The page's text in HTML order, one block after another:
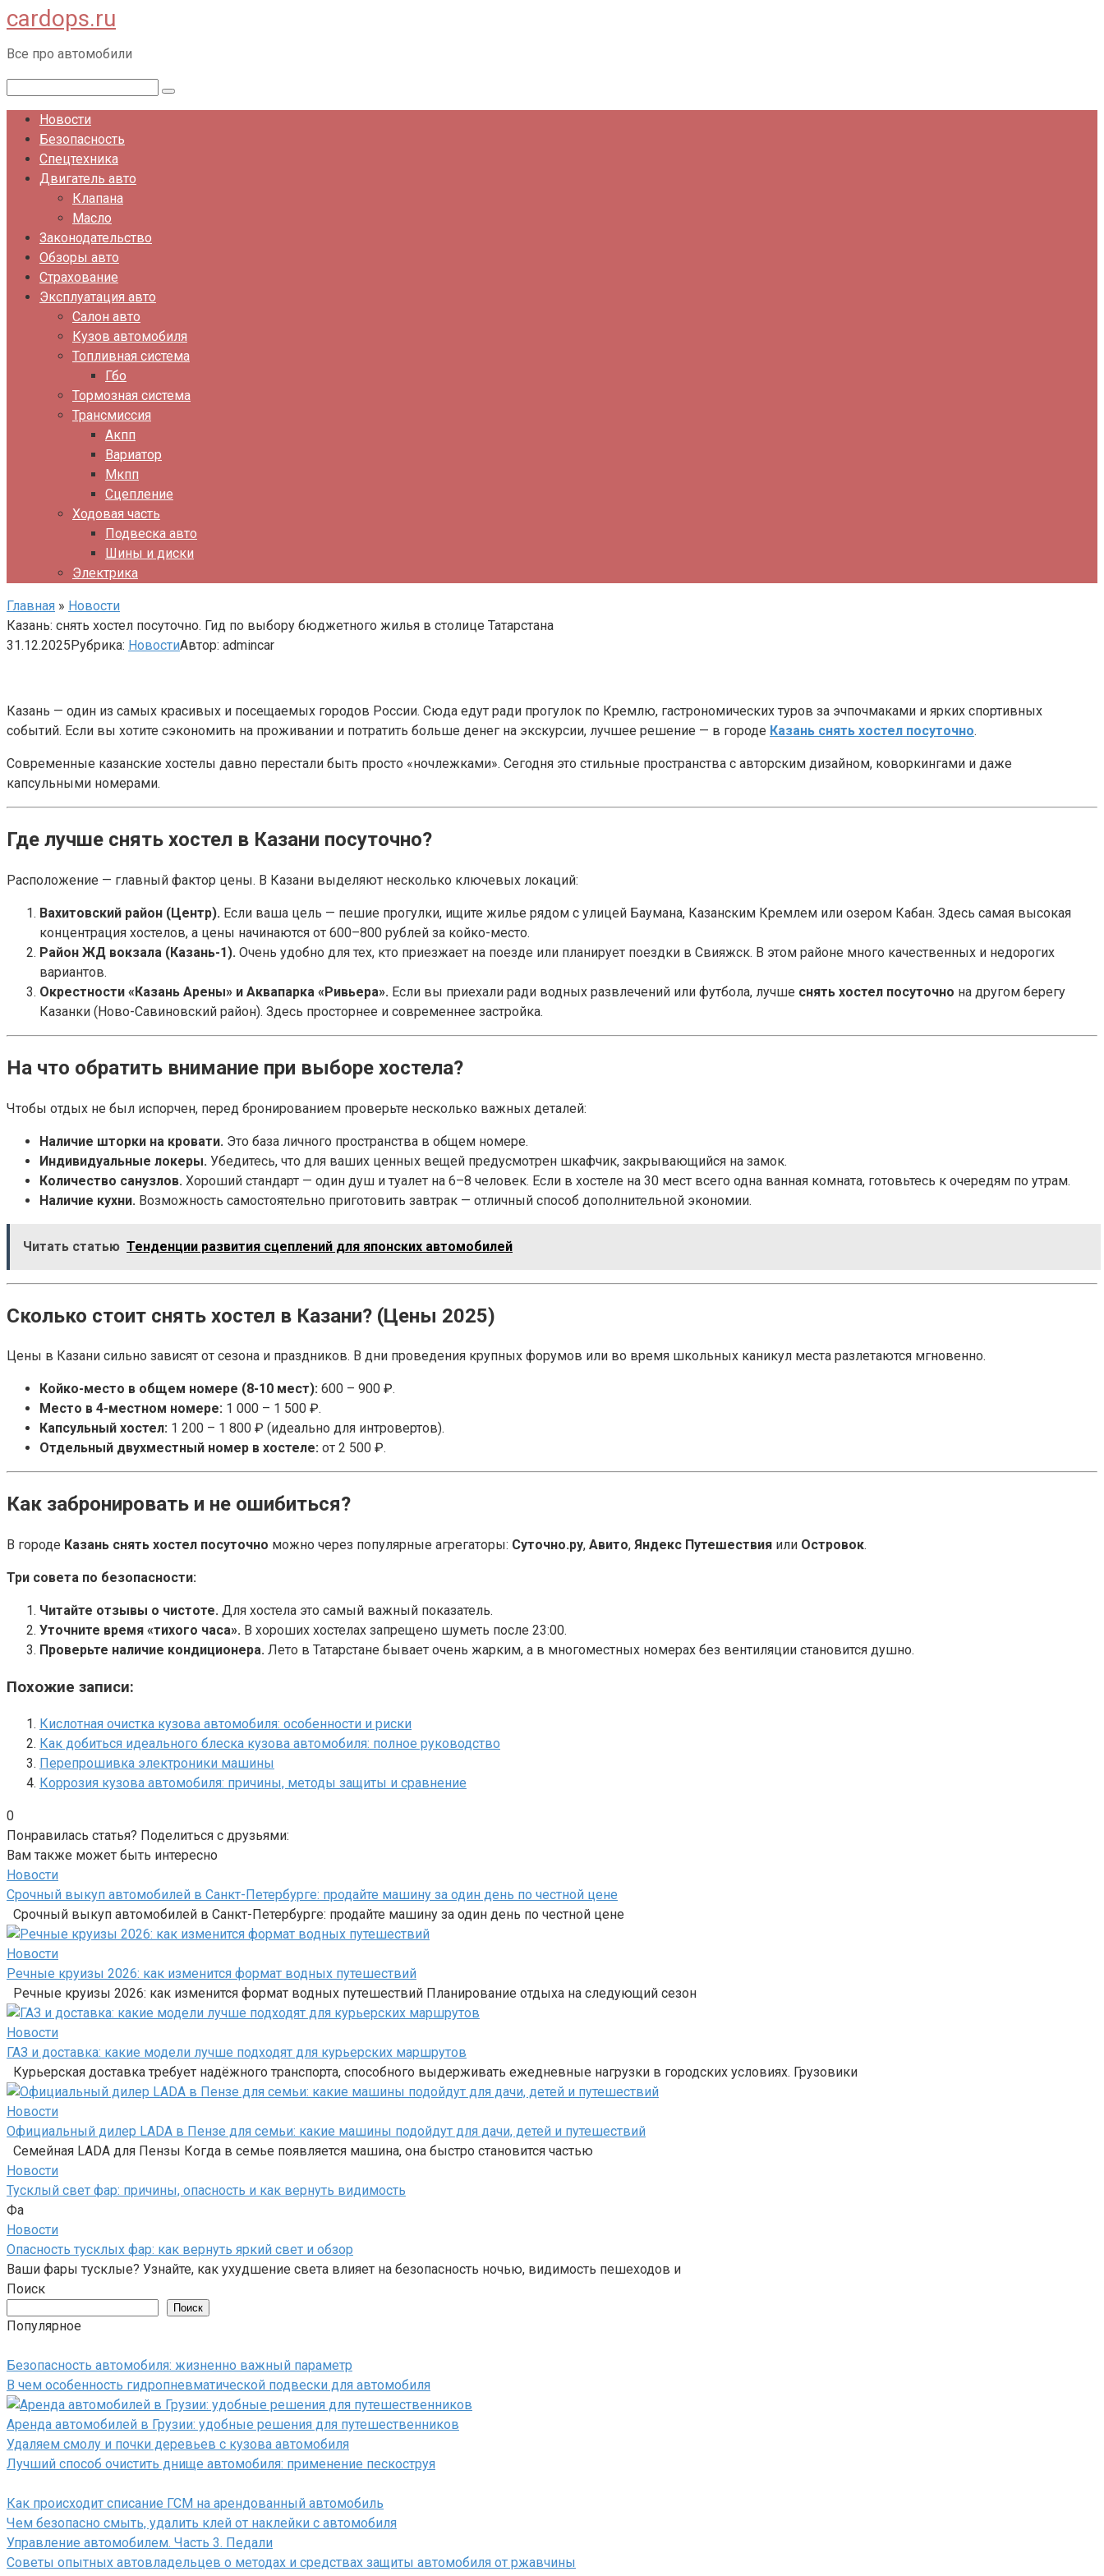
Перейти
к
контенту
cardops.ru
Все про автомобили
Новости
Безопасность
Спецтехника
Двигатель авто
Клапана
Масло
Законодательство
Обзоры авто
Страхование
Эксплуатация авто
Салон авто
Кузов автомобиля
Топливная система
Гбо
Тормозная система
Трансмиссия
Акпп
Вариатор
Мкпп
Сцепление
Ходовая часть
Подвеска авто
Шины и диски
Электрика
Главная » Новости
Казань: снять хостел посуточно. Гид по выбору бюджетного жилья в столице Татарстана
31.12.2025Рубрика: НовостиАвтор: admincar
Казань — один из самых красивых и посещаемых городов России. Сюда едут ради прогулок по Кремлю, гастрономических туров за эчпочмаками и ярких спортивных
событий. Если вы хотите сэкономить на проживании и потратить больше денег на экскурсии, лучшее решение — в городе Казань снять хостел посуточно.
Современные казанские хостелы давно перестали быть просто «ночлежками». Сегодня это стильные пространства с авторским дизайном, коворкингами и даже
капсульными номерами.
Где лучше снять хостел в Казани посуточно?
Расположение — главный фактор цены. В Казани выделяют несколько ключевых локаций:
Вахитовский район (Центр). Если ваша цель — пешие прогулки, ищите жилье рядом с улицей Баумана, Казанским Кремлем или озером Кабан. Здесь самая высокая
концентрация хостелов, а цены начинаются от 600–800 рублей за койко-место.
Район ЖД вокзала (Казань-1). Очень удобно для тех, кто приезжает на поезде или планирует поездки в Свияжск. В этом районе много качественных и недорогих
вариантов.
Окрестности «Казань Арены» и Аквапарка «Ривьера». Если вы приехали ради водных развлечений или футбола, лучше снять хостел посуточно на другом берегу
Казанки (Ново-Савиновский район). Здесь просторнее и современнее застройка.
На что обратить внимание при выборе хостела?
Чтобы отдых не был испорчен, перед бронированием проверьте несколько важных деталей:
Наличие шторки на кровати. Это база личного пространства в общем номере.
Индивидуальные локеры. Убедитесь, что для ваших ценных вещей предусмотрен шкафчик, закрывающийся на замок.
Количество санузлов. Хороший стандарт — один душ и туалет на 6–8 человек. Если в хостеле на 30 мест всего одна ванная комната, готовьтесь к очередям по утрам.
Наличие кухни. Возможность самостоятельно приготовить завтрак — отличный способ дополнительной экономии.
Читать статью Тенденции развития сцеплений для японских автомобилей
Сколько стоит снять хостел в Казани? (Цены 2025)
Цены в Казани сильно зависят от сезона и праздников. В дни проведения крупных форумов или во время школьных каникул места разлетаются мгновенно.
Койко-место в общем номере (8-10 мест): 600 – 900 ₽.
Место в 4-местном номере: 1 000 – 1 500 ₽.
Капсульный хостел: 1 200 – 1 800 ₽ (идеально для интровертов).
Отдельный двухместный номер в хостеле: от 2 500 ₽.
Как забронировать и не ошибиться?
В городе Казань снять хостел посуточно можно через популярные агрегаторы: Суточно.ру, Авито, Яндекс Путешествия или Островок.
Три совета по безопасности:
Читайте отзывы о чистоте. Для хостела это самый важный показатель.
Уточните время «тихого часа». В хороших хостелах запрещено шуметь после 23:00.
Проверьте наличие кондиционера. Лето в Татарстане бывает очень жарким, а в многоместных номерах без вентиляции становится душно.
Похожие записи:
Кислотная очистка кузова автомобиля: особенности и риски
Как добиться идеального блеска кузова автомобиля: полное руководство
Перепрошивка электроники машины
Коррозия кузова автомобиля: причины, методы защиты и сравнение
0
Понравилась статья? Поделиться с друзьями:
Вам также может быть интересно
Новости
Срочный выкуп автомобилей в Санкт-Петербурге: продайте машину за один день по честной цене
Срочный выкуп автомобилей в Санкт-Петербурге: продайте машину за один день по честной цене
Новости
Речные круизы 2026: как изменится формат водных путешествий
Речные круизы 2026: как изменится формат водных путешествий Планирование отдыха на следующий сезон
Новости
ГАЗ и доставка: какие модели лучше подходят для курьерских маршрутов
Курьерская доставка требует надёжного транспорта, способного выдерживать ежедневные нагрузки в городских условиях. Грузовики
Новости
Официальный дилер LADA в Пензе для семьи: какие машины подойдут для дачи, детей и путешествий
Семейная LADA для Пензы Когда в семье появляется машина, она быстро становится частью
Новости
Тусклый свет фар: причины, опасность и как вернуть видимость
Фа
Новости
Опасность тусклых фар: как вернуть яркий свет и обзор
Ваши фары тусклые? Узнайте, как ухудшение света влияет на безопасность ночью, видимость пешеходов и
Поиск
Поиск
Популярное
Безопасность автомобиля: жизненно важный параметр
В чем особенность гидропневматической подвески для автомобиля
Аренда автомобилей в Грузии: удобные решения для путешественников
Удаляем смолу и почки деревьев с кузова автомобиля
Лучший способ очистить днище автомобиля: применение пескоструя
Как происходит списание ГСМ на арендованный автомобиль
Чем безопасно смыть, удалить клей от наклейки с автомобиля
Управление автомобилем. Часть 3. Педали
Советы опытных автовладельцев о методах и средствах защиты автомобиля от ржавчины